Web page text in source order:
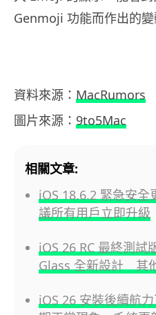
Genmoji 功能而作出的變
資料來源： MacRumors
圖片來源： 9to5Mac
相關文章:
iOS 18.6.2 緊急安
議所有用戶立即升級
iOS 26 RC 最終測
Glass 全新設計 其
iOS 26 安裝後續航